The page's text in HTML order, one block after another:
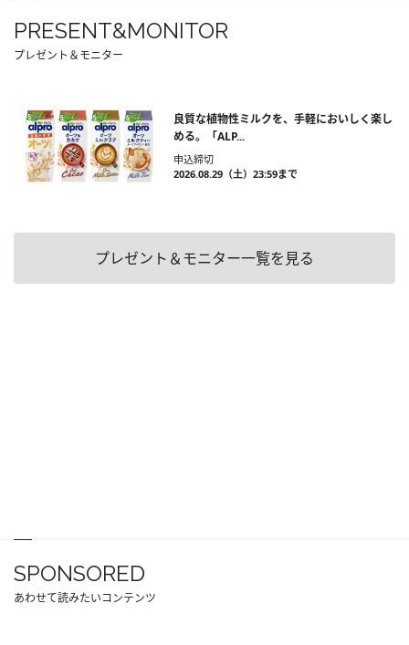
PRESENT&MONITOR
プレゼント＆モニター
良質な植物性ミルクを、手軽においしく楽し
める。「ALP...
申込締切
2026.08.29（土）23:59まで
プレゼント＆モニター一覧を見る
SPONSORED
あわせて読みたいコンテンツ